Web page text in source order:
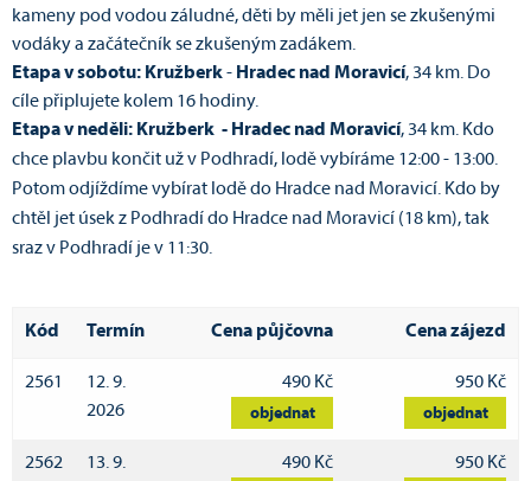
kameny pod vodou záludné, děti by měli jet jen se zkušenými
vodáky a začátečník se zkušeným zadákem.
Etapa v sobotu: Kružberk- Hradec nad Moravicí, 34 km. Do
cíle připlujete kolem 16 hodiny.
Etapa v neděli: Kružberk - Hradec nad Moravicí, 34 km. Kdo
chce plavbu končit už v Podhradí, lodě vybíráme 12:00 - 13:00.
Potom odjíždíme vybírat lodě do Hradce nad Moravicí. Kdo by
chtěl jet úsek z Podhradí do Hradce nad Moravicí (18 km), tak
sraz v Podhradí je v 11:30.
Kód Termín Cena půjčovna Cena zájezd
2561
12. 9.
2026
490 Kč
objednat
950 Kč
objednat
2562
13. 9.
490 Kč 950 Kč